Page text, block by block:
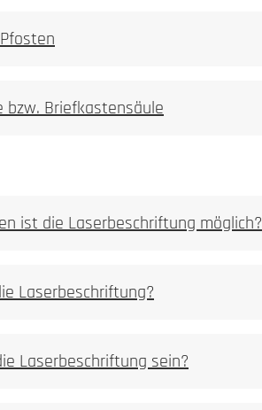
Briefkastensäule
ist die Laserbeschriftung möglich?
Laserbeschriftung?
Laserbeschriftung sein?